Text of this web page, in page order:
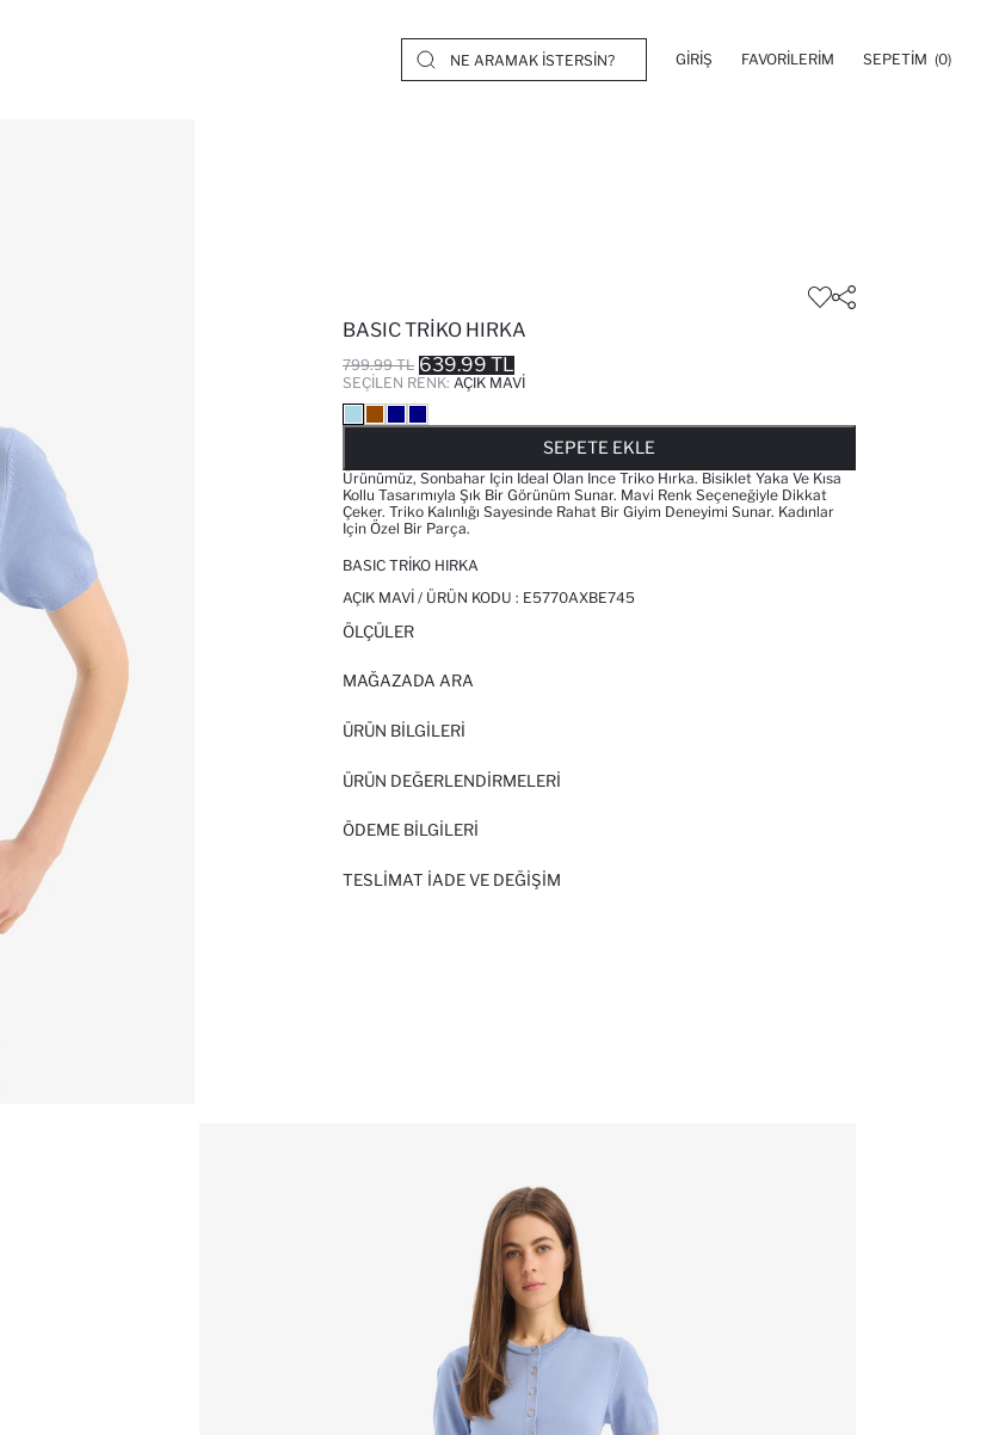
GIRIŞ FAVORILERIM SEPETIM (0)
BASIC TRIKO HIRKA
799.99 TL 639.99 TL
SEÇILEN RENK: AÇIK MAVI
SEPETE EKLE
Ürünümüz, Sonbahar Için Ideal Olan Ince Triko Hırka. Bisiklet Yaka Ve Kısa
Kollu Tasarımıyla Şık Bir Görünüm Sunar. Mavi Renk Seçeneğiyle Dikkat
Çeker. Triko Kalınlığı Sayesinde Rahat Bir Giyim Deneyimi Sunar. Kadınlar
Için Özel Bir Parça.
BASIC TRIKO HIRKA
AÇIK MAVI / ÜRÜN KODU : E5770AXBE745
ÖLÇÜLER
MAĞAZADA ARA
ÜRÜN BILGILERI
ÜRÜN DEĞERLENDİRMELERİ
ÖDEME BİLGİLERİ
TESLIMAT İADE VE DEĞIŞIM